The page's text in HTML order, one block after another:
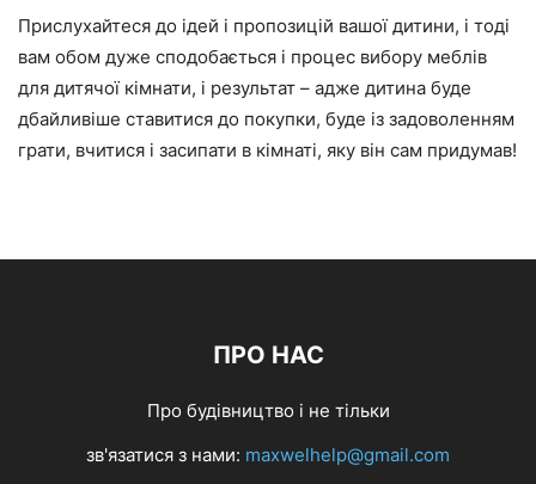
Прислухайтеся до ідей і пропозицій вашої дитини, і тоді
вам обом дуже сподобається і процес вибору меблів
для дитячої кімнати, і результат – адже дитина буде
дбайливіше ставитися до покупки, буде із задоволенням
грати, вчитися і засипати в кімнаті, яку він сам придумав!
ПРО НАС
Про будівництво і не тільки
зв'язатися з нами: maxwelhelp@gmail.com